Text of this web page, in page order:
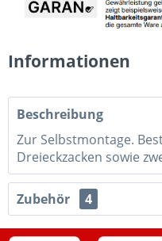
Informationen
Beschreibung
Zur Selbstmontage.
Dreieckzacken sowie
Zubehör 4